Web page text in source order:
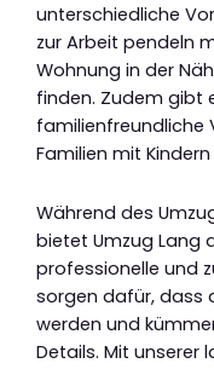
unterschiedliche
zur Arbeit pendeln
Wohnung in der
finden. Zudem gibt
familienfreundliche
Familien mit
Während des
bietet Umzug Lang
professionelle und
sorgen dafür, dass
werden und
Details. Mit unserer